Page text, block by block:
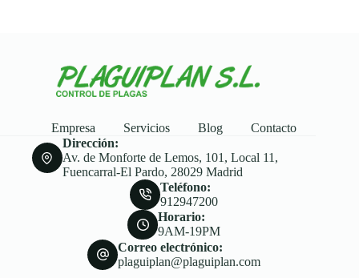
Empresa Servicios Blog
Contacto
Dirección:
Av. de Monforte de Lemos, 101, Local 11,
Fuencarral-El Pardo, 28029 Madrid
Teléfono:
912947200
Horario:
9AM-19PM
Correo electrónico:
plaguiplan@plaguiplan.com